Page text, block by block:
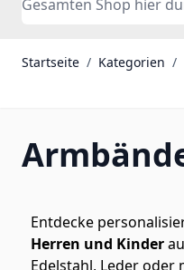
Startseite / Kategorien /
Entdecke
Herren und Kinder
Edelstahl, Leder